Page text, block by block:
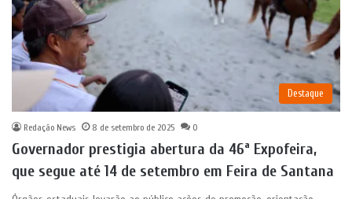
Destaque
Redação News 8 de setembro de 2025 0
Governador prestigia abertura da 46ª Expofeira,
que segue até 14 de setembro em Feira de Santana